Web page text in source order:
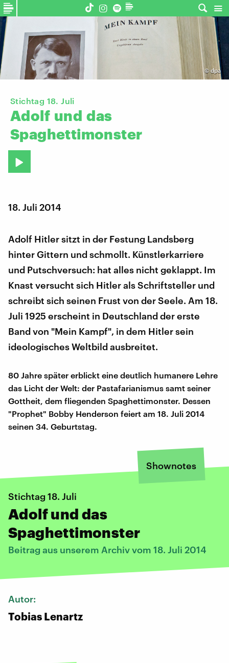
©dpa
Stichtag 18. Juli
Adolf und das
Spaghettimonster
18. Juli 2014
Adolf Hitler sitzt in der Festung Landsberg
hinter Gittern und schmollt. Künstlerkarriere
und Putschversuch: hat alles nicht geklappt. Im
Knast versucht sich Hitler als Schriftsteller und
schreibt sich seinen Frust von der Seele. Am 18.
Juli 1925 erscheint in Deutschland der erste
Band von "Mein Kampf", in dem Hitler sein
ideologisches Weltbild ausbreitet.
80 Jahre später erblickt eine deutlich humanere Lehre
das Licht der Welt: der Pastafarianismus samt seiner
Gottheit, dem fliegenden Spaghettimonster. Dessen
"Prophet" Bobby Henderson feiert am 18. Juli 2014
seinen 34. Geburtstag.
Shownotes
Stichtag 18. Juli
Adolf und das
Spaghettimonster
Beitrag aus unserem Archiv vom 18. Juli 2014
Autor:
Tobias Lenartz